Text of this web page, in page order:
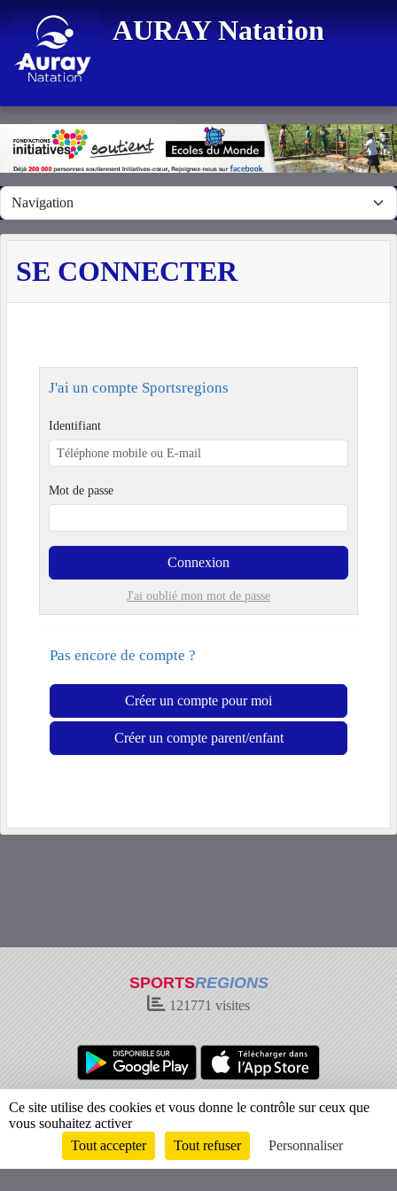
AURAY Natation
SE CONNECTER
J'ai un compte Sportsregions
Identifiant
Mot de passe
Connexion
J'ai oublié mon mot de passe
Pas encore de compte ?
Créer un compte pour moi
Créer un compte parent/enfant
SPORTSREGIONS
121771 visites
Charte cookies
Gestion des cookies
Informations légales
Envie de participer ?
Connexion
Panneau de gestion des cookies
Ce site utilise des cookies et vous donne le contrôle sur ceux que
vous souhaitez activer
Tout accepter
Tout refuser Personnaliser